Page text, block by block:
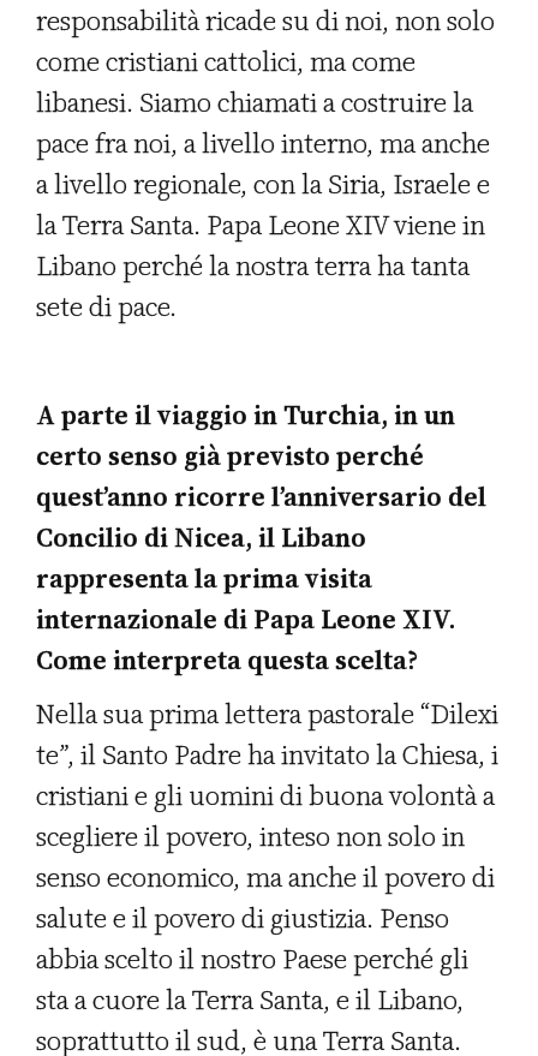
responsabilità ricade su di noi, non solo
come cristiani cattolici, ma come
libanesi. Siamo chiamati a costruire la
pace fra noi, a livello interno, ma anche
a livello regionale, con la Siria, Israele e
la Terra Santa. Papa Leone XIV viene in
Libano perché la nostra terra ha tanta
sete di pace.
A parte il viaggio in Turchia, in un
certo senso già previsto perché
quest’anno ricorre l’anniversario del
Concilio di Nicea, il Libano
rappresenta la prima visita
internazionale di Papa Leone XIV.
Come interpreta questa scelta?
Nella sua prima lettera pastorale “Dilexi
te”, il Santo Padre ha invitato la Chiesa, i
cristiani e gli uomini di buona volontà a
scegliere il povero, inteso non solo in
senso economico, ma anche il povero di
salute e il povero di giustizia. Penso
abbia scelto il nostro Paese perché gli
sta a cuore la Terra Santa, e il Libano,
soprattutto il sud, è una Terra Santa.